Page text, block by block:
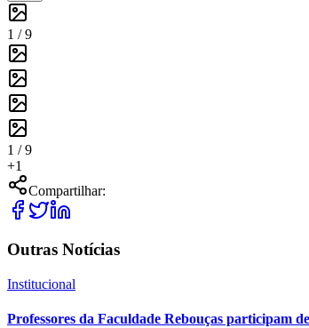
1 /9
1 /9
+1
Compartilhar:
Outras Notícias
Institucional
Professores da Faculdade Rebouças participam